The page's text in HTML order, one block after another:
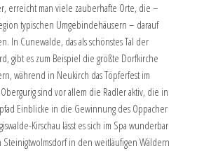
erreicht man viele zauberhafte Orte, die –
typischen Umgebindehäusern – darauf
In Cunewalde, das als schönstes Tal der
gibt es zum Beispiel die größte Dorfkirche
während in Neukirch das Töpferfest im
sind vor allem die Radler aktiv, die in
Einblicke in die Gewinnung des Oppacher
Kirschau lässt es sich im Spa wunderbar
in den weitläufigen Wäldern